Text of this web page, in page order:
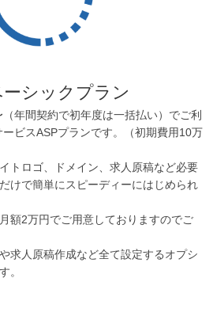
シックプラン
年間契約で初年度は一括払い）でご利
ビスASPプランです。（初期費用10万
トロゴ、ドメイン、求人原稿など必要
けで簡単にスピーディーにはじめられ
額2万円でご用意しておりますのでご
求人原稿作成など全て設定するオプシ
。